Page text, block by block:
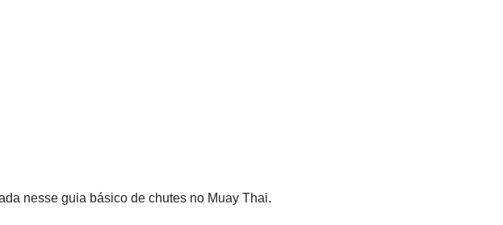
nesse guia básico de chutes no Muay Thai.